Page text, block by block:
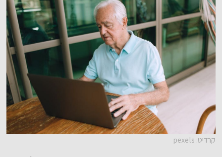
קרדיט: pexels